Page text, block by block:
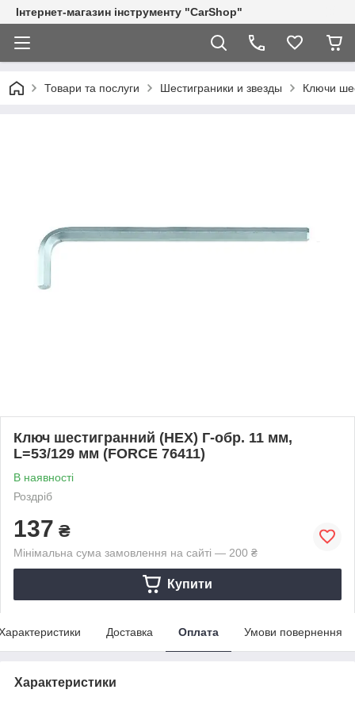
Інтернет-магазин інструменту "CarShop"
Товари та послуги Шестиграники и звезды Ключи
Ключ шестигранний (HEX) Г-обр. 11 мм,
L=53/129 мм (FORCE 76411)
В наявності
Роздріб
137 ₴
Мінімальна сума замовлення на сайті — 200 ₴
Купити
Доставка Оплата Умови повернення
Характеристики